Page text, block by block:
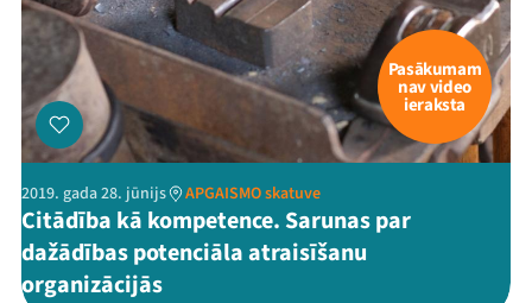
Pasākumam
nav video
ieraksta
2019. gada 28. jūnijs APGAISMO skatuve
Citādība kā kompetence. Sarunas par
dažādības potenciāla atraisīšanu
organizācijās